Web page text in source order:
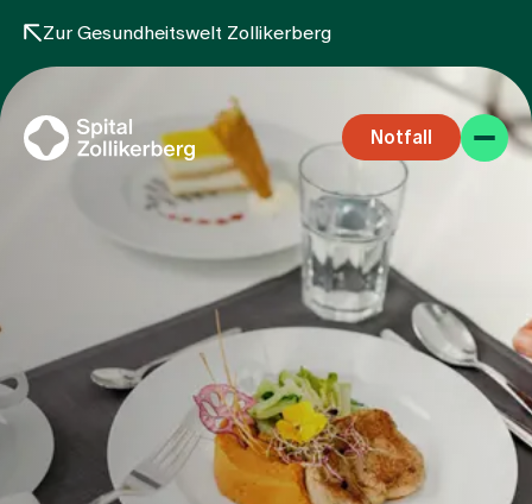
Zur Gesundheitswelt Zollikerberg
Notfall
Fachbereiche
Aufenthalt